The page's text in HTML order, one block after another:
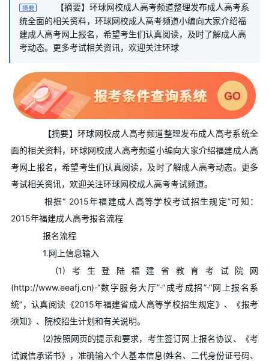
摘要
【摘要】环球网校成人高考频道整理发布成人高考系
统全面的相关资料，环球网校成人高考频道小编向大家介绍福
建成人高考网上报名，希望考生们认真阅读，及时了解成人高
考动态。更多考试相关资讯，欢迎关注环球
【摘要】环球网校成人高考频道整理发布成人高考系统全
面的相关资料，环球网校成人高考频道小编向大家介绍福建成人高
考网上报名，希望考生们认真阅读，及时了解成人高考动态。更多
考试相关资讯，欢迎关注环球网校成人高考考试频道。
根据“ 2015年福建成人高等学校考试招生规定”可知：
2015年福建成人高考报名流程
报名流程
1.网上信息输入
(1)考生登陆福建省教育考试院网
(http://www.eeafj.cn)-“数字服务大厅”-“成考成招”-“网上报名系
统”，认真阅读《2015年福建省成人高等学校招生规定》、《报考
须知》、院校招生计划和有关说明。
(2)按照网页的提示和要求，考生签订网上报名协议、《考
试诚信承诺书》，准确输入个人基本信息(姓名、二代身份证号码、